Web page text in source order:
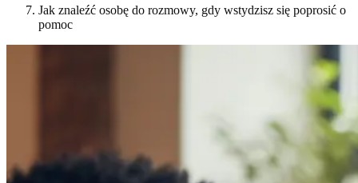
Jak znaleźć osobę do rozmowy, gdy wstydzisz się poprosić o
pomoc